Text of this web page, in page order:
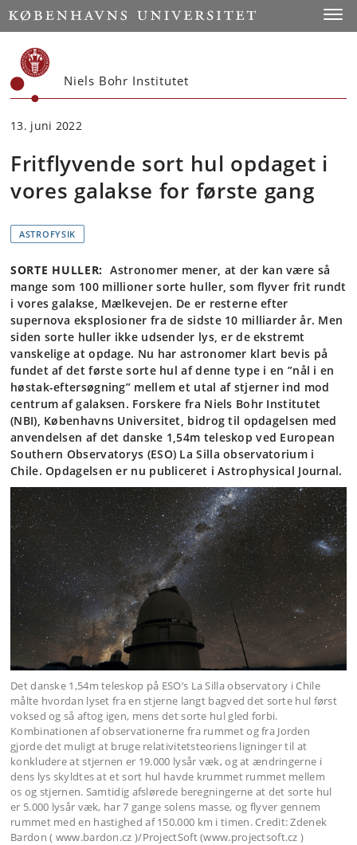
Start
Niels Bohr Institutet
13. juni 2022
Fritflyvende sort hul opdaget i
vores galakse for første gang
ASTROFYSIK
SORTE HULLER: Astronomer mener, at der kan være så
mange som 100 millioner sorte huller, som flyver frit rundt
i vores galakse, Mælkevejen. De er resterne efter
supernova eksplosioner fra de sidste 10 milliarder år. Men
siden sorte huller ikke udsender lys, er de ekstremt
vanskelige at opdage. Nu har astronomer klart bevis på
fundet af det første sorte hul af denne type i en ”nål i en
høstak-eftersøgning” mellem et utal af stjerner ind mod
centrum af galaksen. Forskere fra Niels Bohr Institutet
(NBI), Københavns Universitet, bidrog til opdagelsen med
anvendelsen af det danske 1,54m teleskop ved European
Southern Observatorys (ESO) La Silla observatorium i
Chile. Opdagelsen er nu publiceret i Astrophysical Journal.
Det danske 1,54m teleskop på ESO’s La Silla observatory i Chile
målte hvordan lyset fra en stjerne langt bagved det sorte hul først
voksed og så aftog igen, mens det sorte hul gled forbi.
Kombinationen af observationerne fra rummet og fra Jorden
gjorde det muligt at bruge relativitetsteoriens ligninger til at
konkludere at stjernen er 19.000 lysår væk, og at ændringerne i
dens lys skyldtes at et sort hul havde krummet rummet mellem
os og stjernen. Samtidig afslørede beregningerne at det sorte hul
er 5.000 lysår væk, har 7 gange solens masse, og flyver gennem
rummet med en hastighed af 150.000 km i timen. Credit: Zdenek
Bardon ( www.bardon.cz )/ProjectSoft (www.projectsoft.cz )